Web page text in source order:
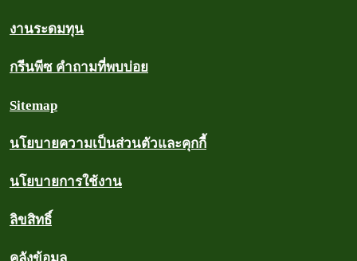
งานระดมทุน
กรีนพีซ คำถามที่พบบ่อย
Sitemap
นโยบายความเป็นส่วนตัวและคุกกี้
นโยบายการใช้งาน
ลิขสิทธิ์